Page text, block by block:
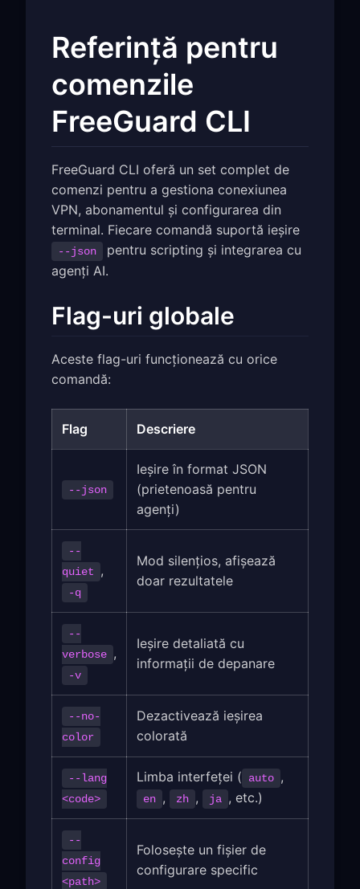
Referință pentru
comenzile
FreeGuard CLI
FreeGuard CLI oferă un set complet de
comenzi pentru a gestiona conexiunea
VPN, abonamentul și configurarea din
terminal. Fiecare comandă suportă ieșire
--json
pentru scripting și integrarea cu
agenți AI.
Flag-uri globale
Aceste flag-uri funcționează cu orice
comandă:
Flag Descriere
--json
Ieșire în format JSON
(prietenoasă pentru
agenți)
--
quiet
,
-q
Mod silențios, afișează
doar rezultatele
--
verbose ,
-v
Ieșire detaliată cu
informații de depanare
--no-
color
Dezactivează ieșirea
colorată
--lang
<code>
Limba interfeței ( auto ,
en , zh , ja , etc.)
--
config
<path>
Folosește un fișier de
configurare specific